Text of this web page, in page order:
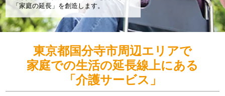
「家庭の延長」を創造します。
東京都国分寺市周辺エリアで
家庭での生活の延長線上にある
「介護サービス」